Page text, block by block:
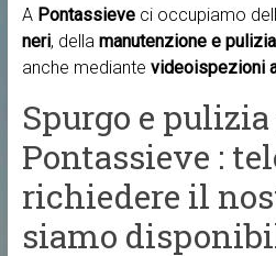
A Pontassieve ci occupiamo
neri, della manutenzione e
anche mediante videoispezioni
Spurgo e
Pontassieve :
richiedere il
siamo